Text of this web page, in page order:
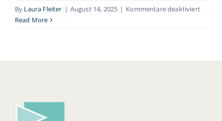
By Laura Fleiter | August 14, 2025 | Kommentare deaktiviertfür
Read More